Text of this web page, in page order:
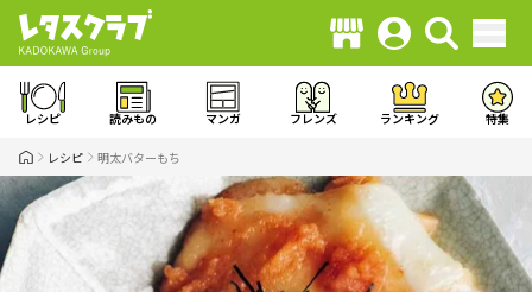
レシピ 読みもの マンガ フレンズ ランキング 特集
レシピ 明太バターもち